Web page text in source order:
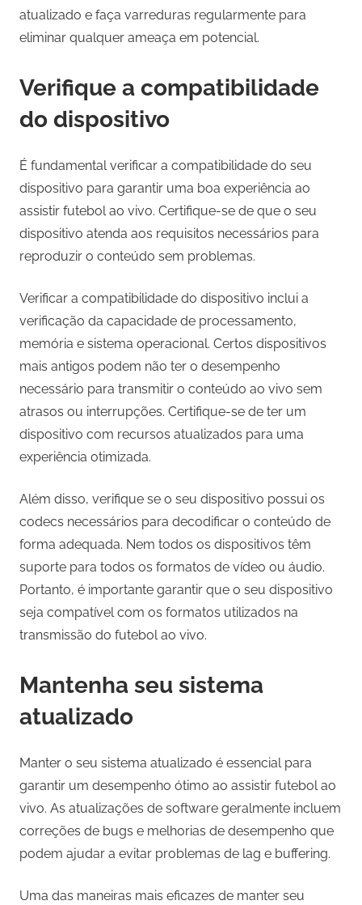
atualizado e faça varreduras regularmente para
eliminar qualquer ameaça em potencial.
Verifique a compatibilidade
do dispositivo
É fundamental verificar a compatibilidade do seu
dispositivo para garantir uma boa experiência ao
assistir futebol ao vivo. Certifique-se de que o seu
dispositivo atenda aos requisitos necessários para
reproduzir o conteúdo sem problemas.
Verificar a compatibilidade do dispositivo inclui a
verificação da capacidade de processamento,
memória e sistema operacional. Certos dispositivos
mais antigos podem não ter o desempenho
necessário para transmitir o conteúdo ao vivo sem
atrasos ou interrupções. Certifique-se de ter um
dispositivo com recursos atualizados para uma
experiência otimizada.
Além disso, verifique se o seu dispositivo possui os
codecs necessários para decodificar o conteúdo de
forma adequada. Nem todos os dispositivos têm
suporte para todos os formatos de vídeo ou áudio.
Portanto, é importante garantir que o seu dispositivo
seja compatível com os formatos utilizados na
transmissão do futebol ao vivo.
Mantenha seu sistema
atualizado
Manter o seu sistema atualizado é essencial para
garantir um desempenho ótimo ao assistir futebol ao
vivo. As atualizações de software geralmente incluem
correções de bugs e melhorias de desempenho que
podem ajudar a evitar problemas de lag e buffering.
Uma das maneiras mais eficazes de manter seu